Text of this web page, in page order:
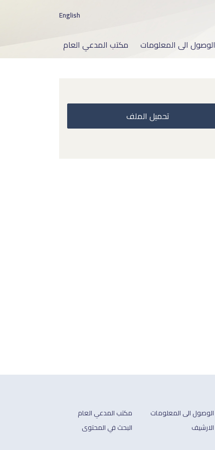
English
الوصول الى المعلومات مكتب المدعي العام
تحميل الملف
الوصول الى المعلومات
الارشيف
مكتب المدعي العام
البحث في المحتوى